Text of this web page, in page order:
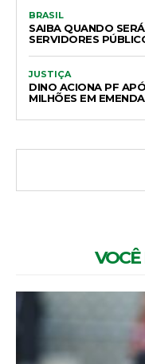
BRASIL
SAIBA QUANDO
SERVIDORES
JUSTIÇA
DINO ACIONA PF
MILHÕES EM
VOCÊ